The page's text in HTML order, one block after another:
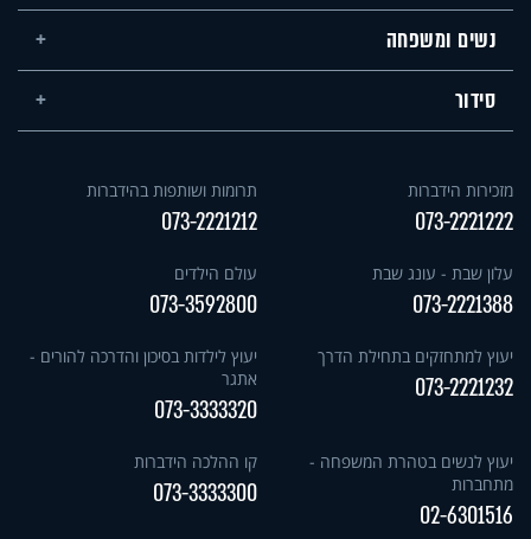
נשים ומשפחה
סידור
מזכירות הידברות
073-2221222
תרומות ושותפות בהידברות
073-2221212
עלון שבת - עונג שבת
073-2221388
עולם הילדים
073-3592800
יעוץ למתחזקים בתחילת הדרך
073-2221232
יעוץ לילדות בסיכון והדרכה להורים -
אתגר
073-3333320
יעוץ לנשים בטהרת המשפחה -
מתחברות
02-6301516
קו ההלכה הידברות
073-3333300